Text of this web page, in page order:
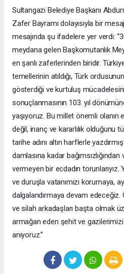
Sultangazi Belediye Başkanı
Zafer Bayramı dolayısıyla bir
mesajında şu ifadelere yer verdi:
meydana gelen Başkomutanlık
en şanlı zaferlerinden biridir.
temellerinin atıldığı, Türk
gösterdiği ve kurtuluş
sonuçlanmasının 103. yıl
yaşıyoruz. Bu millet önemli olanın
değil, inanç ve kararlılık olduğunu
tarihe adını altın harflerle
damlasına kadar
vermeyen bir ecdadın torunlarıyız.
ve duruşla vatanımızı korumaya, ay
dalgalandırmaya devam
ve silah arkadaşları başta olmak
armağan eden şehit ve
anıyoruz.”